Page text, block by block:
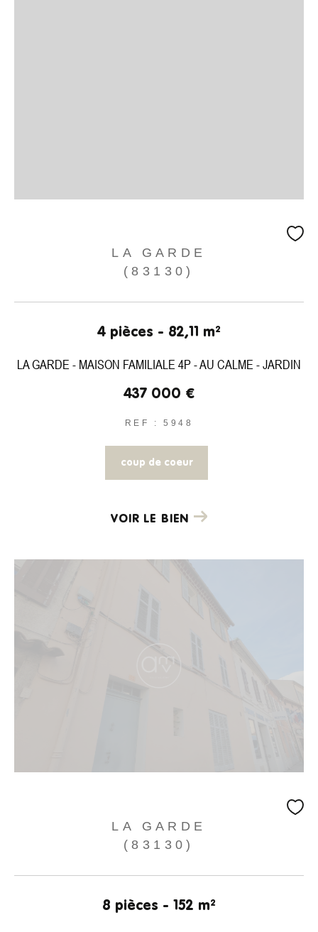
LA GARDE
(83130)
4 pièces - 82,11 m²
LA GARDE - MAISON FAMILIALE 4P - AU CALME - JARDIN
437 000 €
REF : 5948
coup de coeur
VOIR LE BIEN
LA GARDE
(83130)
8 pièces - 152 m²